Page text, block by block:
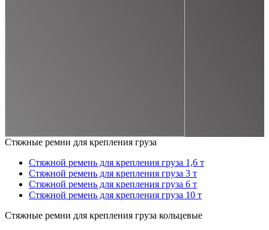
Стяжные ремни для крепления груза
Стяжной ремень для крепления груза 1,6 т
Стяжной ремень для крепления груза 3 т
Стяжной ремень для крепления груза 6 т
Стяжной ремень для крепления груза 10 т
Стяжные ремни для крепления груза кольцевые